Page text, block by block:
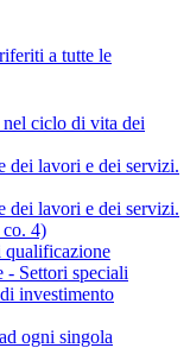
a tutte le
ciclo di vita dei
dei lavori e dei servizi.
dei lavori e dei servizi.
co. 4)
qualificazione
- Settori speciali
investimento
ogni singola